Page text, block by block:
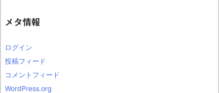
ブ
メタ情報
ログイン
投稿フィード
コメントフィード
WordPress.org